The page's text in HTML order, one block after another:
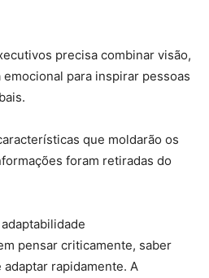
precisa combinar visão,
para inspirar pessoas
que moldarão os
foram retiradas do
pensar criticamente, saber
rapidamente. A